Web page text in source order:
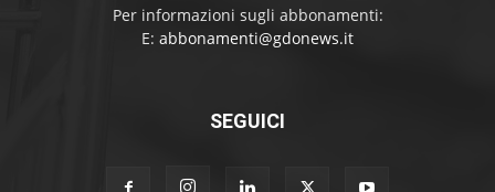
Per informazioni sugli abbonamenti:
E: abbonamenti@gdonews.it
SEGUICI